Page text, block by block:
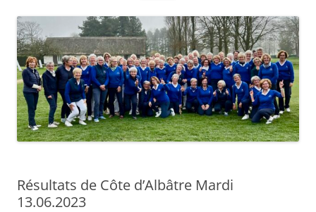
Résultats de Côte d’Albâtre Mardi
13.06.2023